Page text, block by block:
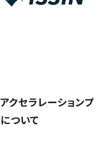
クセラレーションプ
ついて